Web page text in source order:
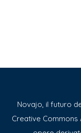
Novajo, il futuro
Creative